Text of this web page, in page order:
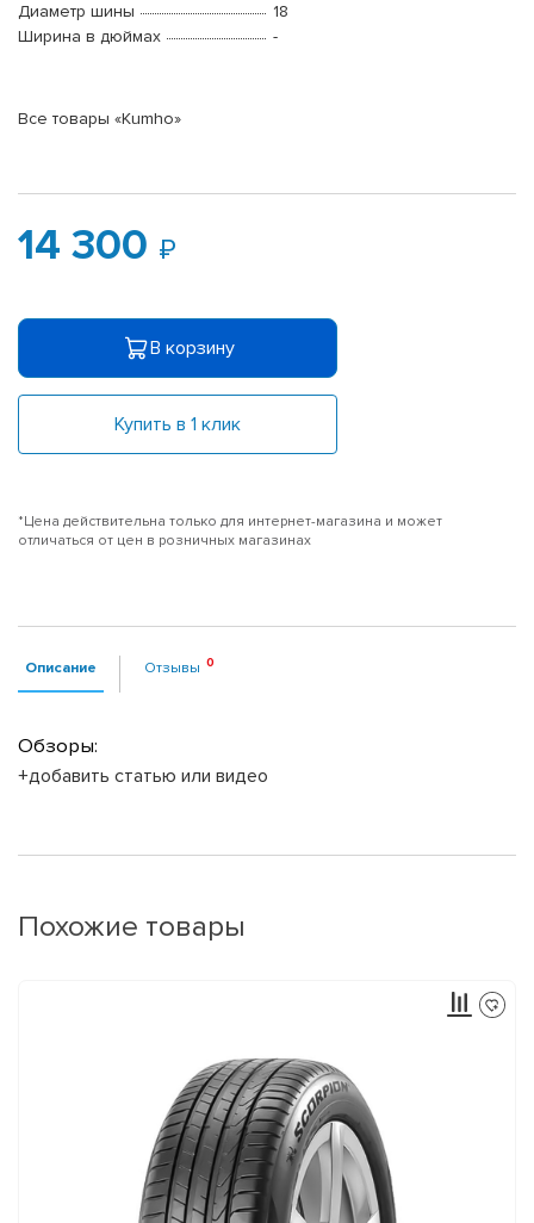
Диаметр шины
18
Ширина в дюймах
-
Все товары «Kumho»
14 300
В корзину
Купить в 1 клик
*Цена действительна только для интернет-магазина и может
отличаться от цен в розничных магазинах
Описание Отзывы
Обзоры:
+добавить статью или видео
Похожие товары